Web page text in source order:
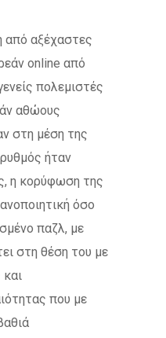
από αξέχαστες
online από
πολεμιστές
αθώους
στη μέση της
ήταν
η κορύφωση της
όσο
παζλ, με
στη θέση του με
και
που με